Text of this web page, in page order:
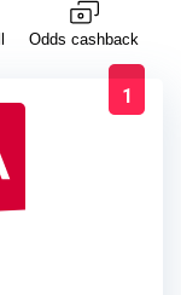
Odds cashback
1